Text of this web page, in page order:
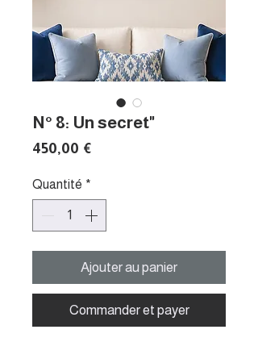
N° 8: Un secret"
450,00 €
Quantité *
Ajouter au panier
Commander et payer